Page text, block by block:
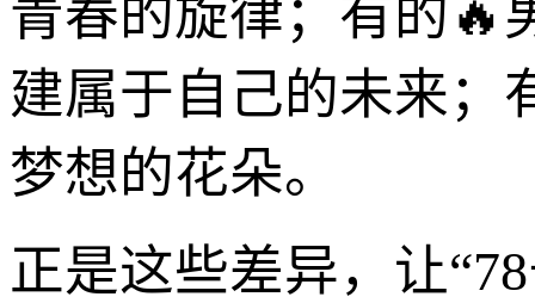
青春的旋律；有的🔥
建属于自己的未来；
梦想的花朵。
正是这些差异，让